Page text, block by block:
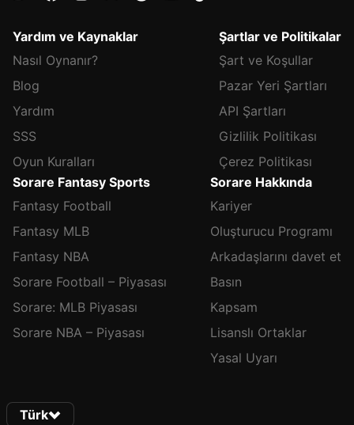
Yardım ve Kaynaklar
Nasıl Oynanır?
Blog
Yardım
SSS
Oyun Kuralları
Şartlar ve Politikalar
Şart ve Koşullar
Pazar Yeri Şartları
API Şartları
Gizlilik Politikası
Çerez Politikası
Sorare Fantasy Sports
Fantasy Football
Fantasy MLB
Fantasy NBA
Sorare Football – Piyasası
Sorare: MLB Piyasası
Sorare NBA – Piyasası
Sorare Hakkında
Kariyer
Oluşturucu Programı
Arkadaşlarını davet et
Basın
Kapsam
Lisanslı Ortaklar
Yasal Uyarı
Türk